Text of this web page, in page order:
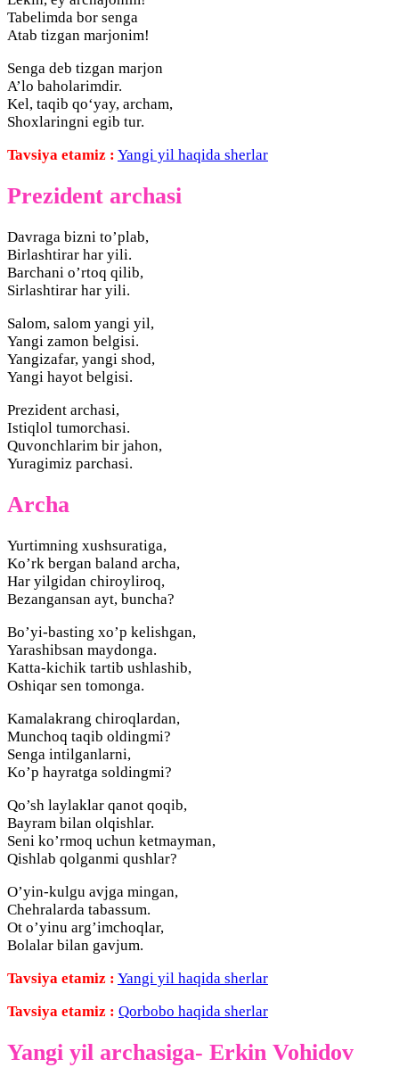
Tabelimda bor senga
Atab tizgan marjonim!
Senga deb tizgan marjon
A’lo baholarimdir.
Kel, taqib qo‘yay, archam,
Shoxlaringni egib tur.
Tavsiya etamiz : Yangi yil haqida sherlar
Prezident archasi
Davraga bizni to’plab,
Birlashtirar har yili.
Barchani o’rtoq qilib,
Sirlashtirar har yili.
Salom, salom yangi yil,
Yangi zamon belgisi.
Yangizafar, yangi shod,
Yangi hayot belgisi.
Prezident archasi,
Istiqlol tumorchasi.
Quvonchlarim bir jahon,
Yuragimiz parchasi.
Archa
Yurtimning xushsuratiga,
Ko’rk bergan baland archa,
Har yilgidan chiroyliroq,
Bezangansan ayt, buncha?
Bo’yi-basting xo’p kelishgan,
Yarashibsan maydonga.
Katta-kichik tartib ushlashib,
Oshiqar sen tomonga.
Kamalakrang chiroqlardan,
Munchoq taqib oldingmi?
Senga intilganlarni,
Ko’p hayratga soldingmi?
Qo’sh laylaklar qanot qoqib,
Bayram bilan olqishlar.
Seni ko’rmoq uchun ketmayman,
Qishlab qolganmi qushlar?
O’yin-kulgu avjga mingan,
Chehralarda tabassum.
Ot o’yinu arg’imchoqlar,
Bolalar bilan gavjum.
Tavsiya etamiz : Yangi yil haqida sherlar
Tavsiya etamiz : Qorbobo haqida sherlar
Yangi yil archasiga- Erkin Vohidov